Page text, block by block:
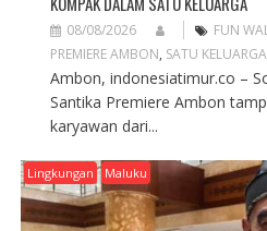
08/08/2026 FUN
PREMIERE AMBON, SATU KELUARGA
Ambon, indonesiatimur.co –
Santika Premiere Ambon
karyawan dari...
Lingkungan Maluku